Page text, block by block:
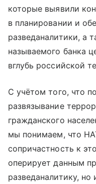
которые выявили
в планировании и
разведаналитики, а
называемого банка
вглубь российской
С учётом того, что
развязывание
гражданского
мы понимаем, что
сопричастность к
оперирует данным
разведаналитику, но